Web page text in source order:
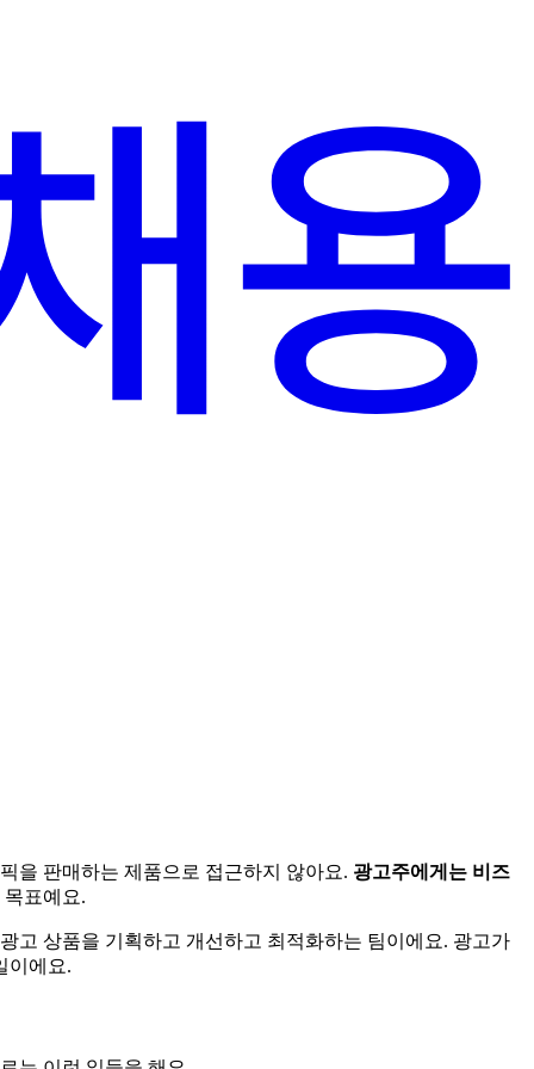
을 판매하는 제품으로 접근하지 않아요. 광고주에게는 비즈
표예요.
고 상품을 기획하고 개선하고 최적화하는 팀이에요. 광고가
이에요.